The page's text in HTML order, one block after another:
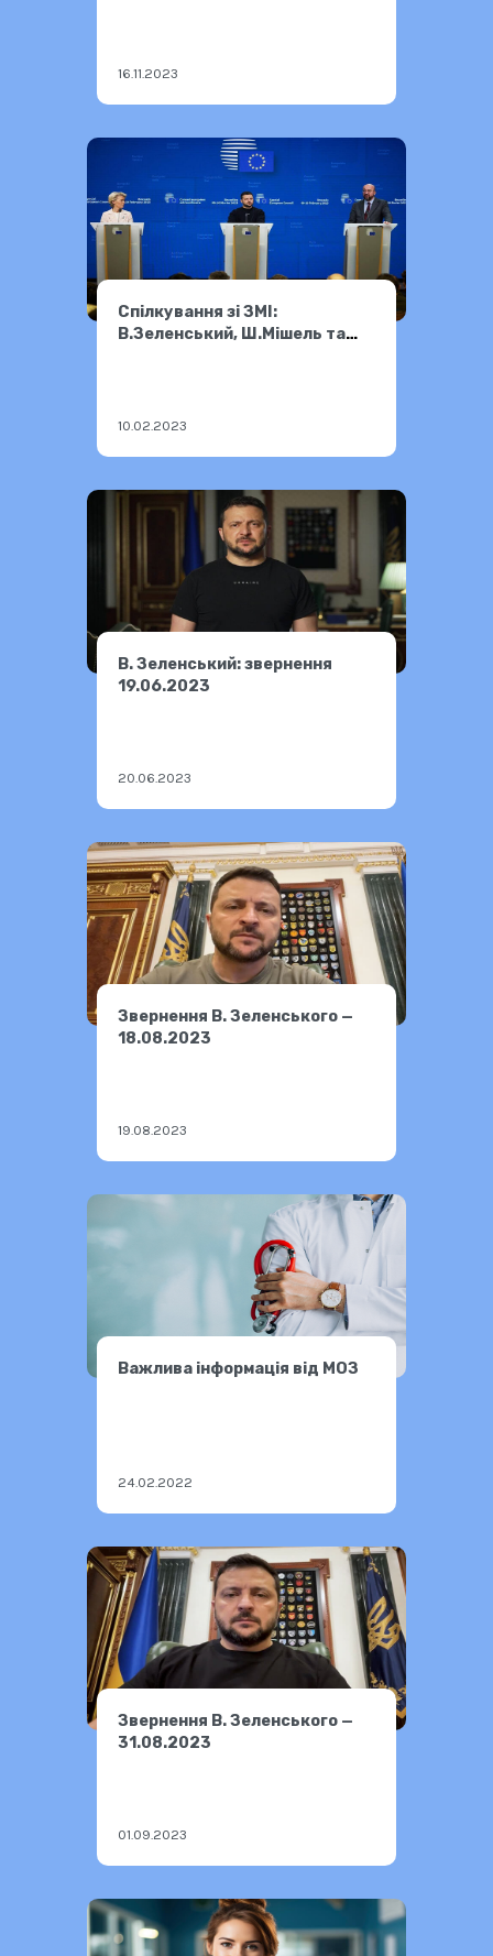
16.11.2023
Спілкування зі ЗМІ:
В.Зеленський, Ш.Мішель та
10.02.2023
В. Зеленський: звернення
19.06.2023
20.06.2023
Звернення В. Зеленського —
18.08.2023
19.08.2023
Важлива інформація від МОЗ
24.02.2022
Звернення В. Зеленського —
31.08.2023
01.09.2023